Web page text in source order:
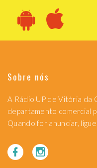
Sobre nós
A Rádio UP de Vitória da
departamento comercial
Quando for anunciar, ligue